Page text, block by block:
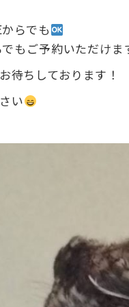
らでも
もご予約いただけま
待ちしております！
い